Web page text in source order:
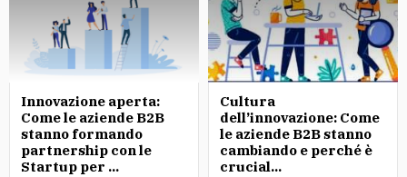
Innovazione aperta:
Come le aziende B2B
stanno formando
partnership con le
Startup per ...
Cultura
dell’innovazione: Come
le aziende B2B stanno
cambiando e perché è
crucial...